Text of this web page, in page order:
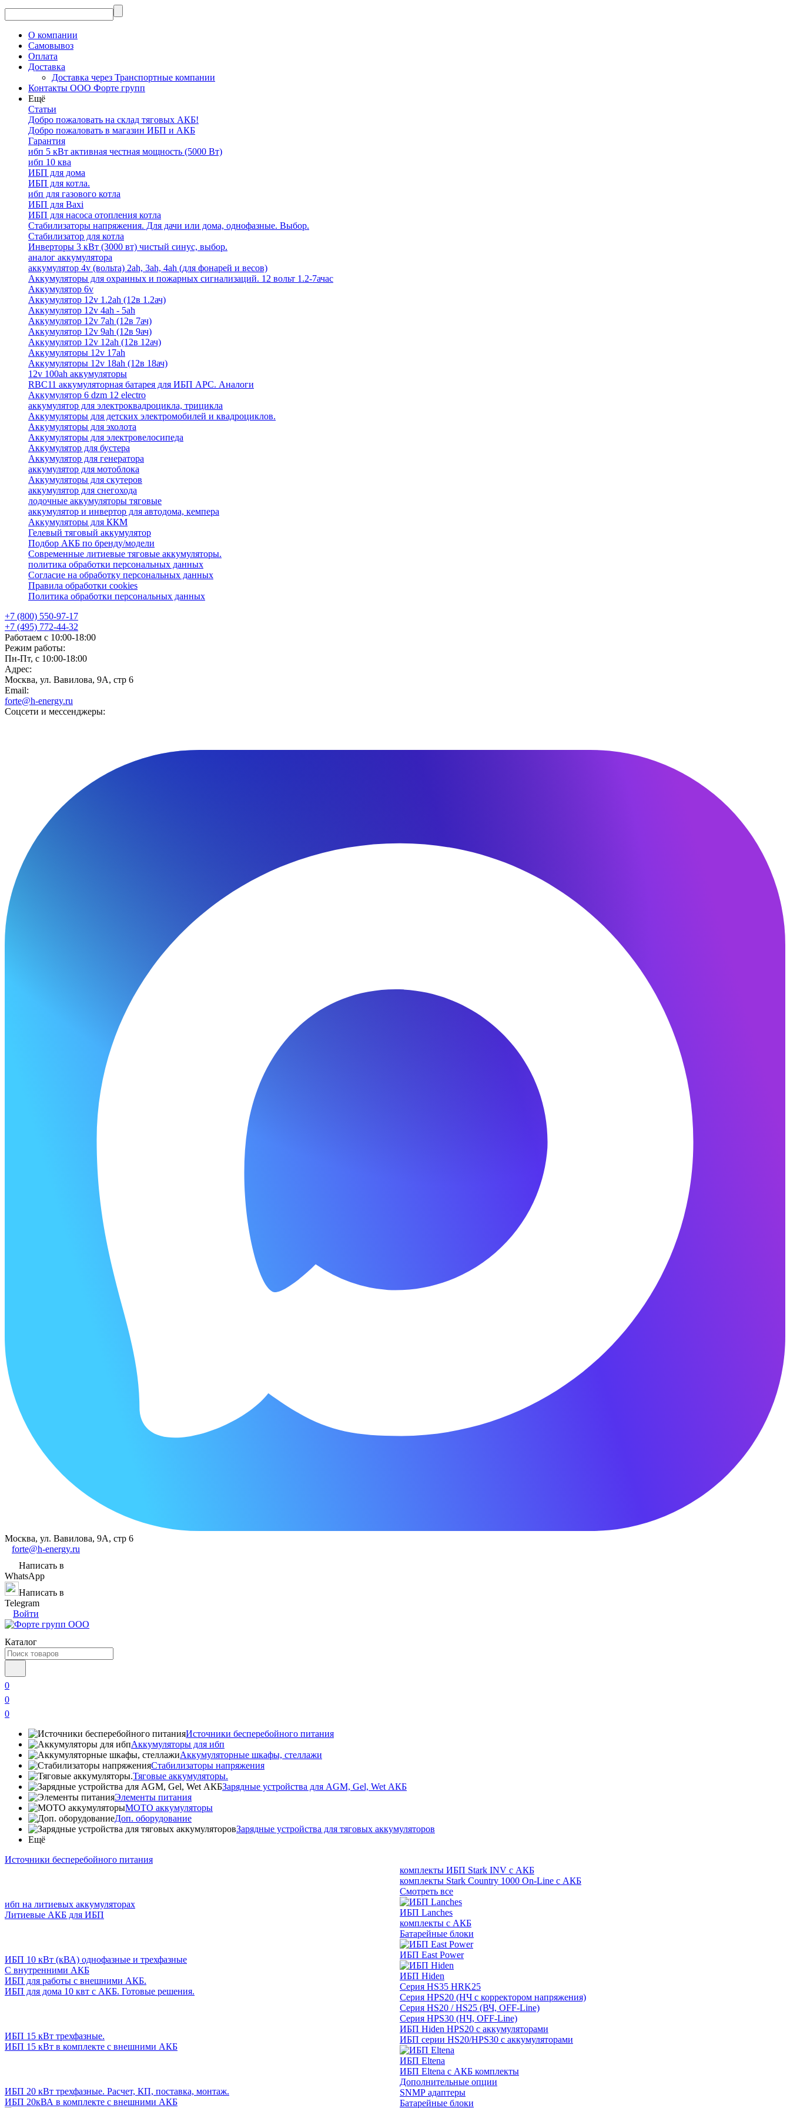
О компании
Самовывоз
Оплата
Доставка
Доставка через Транспортные компании
Контакты ООО Форте групп
Ещё
Статьи
Добро пожаловать на склад тяговых АКБ!
Добро пожаловать в магазин ИБП и АКБ
Гарантия
ибп 5 кВт активная честная мощность (5000 Вт)
ибп 10 ква
ИБП для дома
ИБП для котла.
ибп для газового котла
ИБП для Baxi
ИБП для насоса отопления котла
Стабилизаторы напряжения. Для дачи или дома, однофазные. Выбор.
Стабилизатор для котла
Инверторы 3 кВт (3000 вт) чистый синус, выбор.
аналог аккумулятора
аккумулятор 4v (вольта) 2ah, 3ah, 4ah (для фонарей и весов)
Аккумуляторы для охранных и пожарных сигнализаций. 12 вольт 1.2-7ачас
Аккумулятор 6v
Аккумулятор 12v 1.2ah (12в 1.2ач)
Аккумулятор 12v 4ah - 5ah
Аккумулятор 12v 7ah (12в 7ач)
Аккумулятор 12v 9ah (12в 9ач)
Аккумулятор 12v 12ah (12в 12ач)
Аккумуляторы 12v 17ah
Аккумуляторы 12v 18ah (12в 18ач)
12v 100ah аккумуляторы
RBC11 аккумуляторная батарея для ИБП APC. Аналоги
Аккумулятор 6 dzm 12 electro
аккумулятор для электроквадроцикла, трицикла
Аккумуляторы для детских электромобилей и квадроциклов.
Аккумуляторы для эхолота
Аккумуляторы для электровелосипеда
Аккумулятор для бустера
Аккумулятор для генератора
аккумулятор для мотоблока
Аккумуляторы для скутеров
аккумулятор для снегохода
лодочные аккумуляторы тяговые
аккумулятор и инвертор для автодома, кемпера
Аккумуляторы для ККМ
Гелевый тяговый аккумулятор
Подбор АКБ по бренду/модели
Современные литиевые тяговые аккумуляторы.
политика обработки персональных данных
Согласие на обработку персональных данных
Правила обработки cookies
Политика обработки персональных данных
+7 (800) 550-97-17
+7 (495) 772-44-32
Работаем с 10:00-18:00
Режим работы:
Пн-Пт, с 10:00-18:00
Адрес:
Москва, ул. Вавилова, 9А, стр 6
Email:
forte@h-energy.ru
Соцсети и мессенджеры:
Москва, ул. Вавилова, 9А, стр 6
forte@h-energy.ru
Написать в
WhatsApp
Написать в
Telegram
Войти
Каталог
0
0
0
Источники бесперебойного питания
Аккумуляторы для ибп
Аккумуляторные шкафы, стеллажи
Стабилизаторы напряжения
Тяговые аккумуляторы.
Зарядные устройства для AGM, Gel, Wet АКБ
Элементы питания
МОТО аккумуляторы
Доп. оборудование
Зарядные устройства для тяговых аккумуляторов
Ещё
Источники бесперебойного питания
ибп на литиевых аккумуляторах
Литиевые АКБ для ИБП
ИБП 10 кВт (кВА) однофазные и трехфазные
С внутренними АКБ
ИБП для работы с внешними АКБ.
ИБП для дома 10 квт с АКБ. Готовые решения.
ИБП 15 кВт трехфазные.
ИБП 15 кВт в комплекте с внешними АКБ
ИБП 20 кВт трехфазные. Расчет, КП, поставка, монтаж.
ИБП 20кВА в комплекте с внешними АКБ
комплекты ИБП Stark INV с АКБ
комплекты Stark Country 1000 On-Line с АКБ
Смотреть все
ИБП Lanches
комплекты с АКБ
Батарейные блоки
ИБП East Power
ИБП Hiden
Серия HS35 HRK25
Серия HPS20 (НЧ с корректором напряжения)
Серия HS20 / HS25 (ВЧ, OFF-Line)
Серия HPS30 (НЧ, OFF-Line)
ИБП Hiden HPS20 с аккумуляторами
ИБП серии HS20/HPS30 с аккумуляторами
ИБП Eltena
ИБП Eltena с АКБ комплекты
Дополнительные опции
SNMP адаптеры
Батарейные блоки